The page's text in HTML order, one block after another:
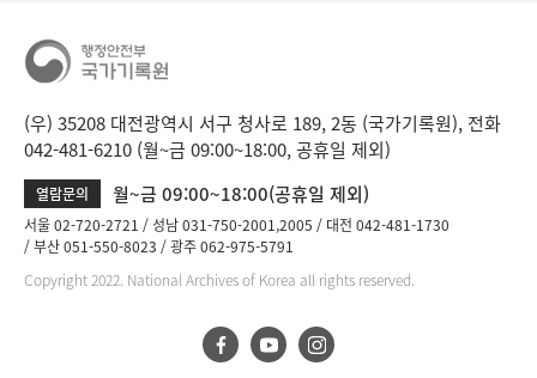
(우) 35208 대전광역시 서구 청사로 189, 2동 (국가기록원), 전화
042-481-6210 (월~금 09:00~18:00, 공휴일 제외)
열람문의 월~금 09:00~18:00(공휴일 제외)
서울 02-720-2721 성남 031-750-2001,2005
대전 042-481-1730
부산 051-550-8023
광주 062-975-5791
Copyright 2022. National Archives of Korea all rights reserved.